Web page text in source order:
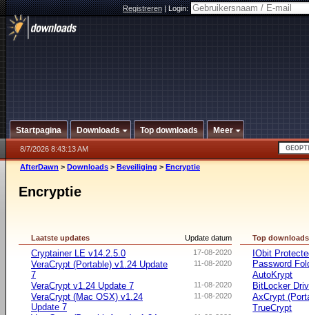
Registreren|Login:
Startpagina Downloads Top downloads Meer
8/7/2026 8:43:13 AM
AfterDawn > Downloads > Beveiliging > Encryptie
Encryptie
Update datum
Laatste updates
17-08-2020
Cryptainer LE v14.2.5.0
11-08-2020
VeraCrypt (Portable) v1.24 Update
7
11-08-2020
VeraCrypt v1.24 Update 7
11-08-2020
VeraCrypt (Mac OSX) v1.24
Update 7
Top downloads
IObit
Password
AutoKrypt
BitLocker
AxCrypt
TrueCrypt